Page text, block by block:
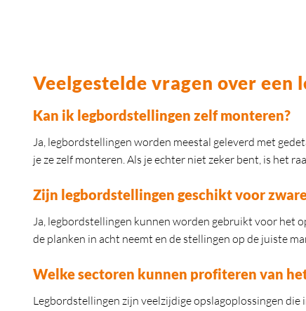
Veelgestelde vragen over een
Kan ik legbordstellingen zelf monteren?
Ja, legbordstellingen worden meestal geleverd met
je ze zelf monteren. Als je echter niet zeker bent, is het
Zijn legbordstellingen geschikt voor
Ja, legbordstellingen kunnen worden gebruikt voor het
de planken in acht neemt en de stellingen op de juiste
Welke sectoren kunnen profiteren van
Legbordstellingen zijn veelzijdige opslagoplossingen